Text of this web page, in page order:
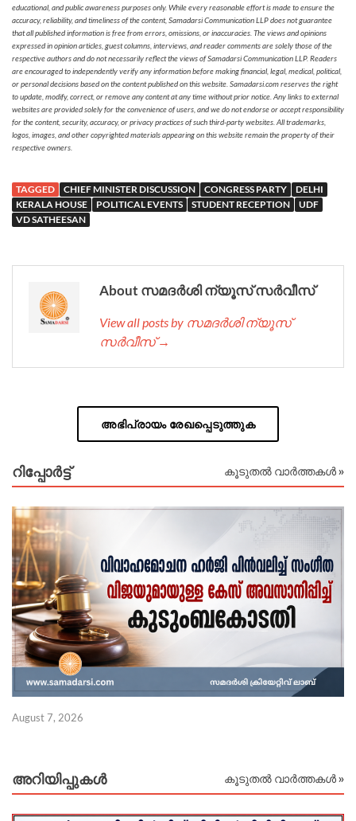
educational, and public awareness purposes only. While every reasonable effort is made to ensure the
accuracy, reliability, and timeliness of the content, Samadarsi Communication LLP does not guarantee
that all published information is free from errors, omissions, or inaccuracies. The views and opinions
expressed in opinion articles, guest columns, interviews, and reader comments are solely those of the
respective authors and do not necessarily reflect the views of Samadarsi Communication LLP. Readers
are encouraged to independently verify any information before making financial, legal, medical, political,
or personal decisions based on the content published on this website. Samadarsi.com reserves the right
to update, modify, correct, or remove any content at any time without prior notice. Any links to external
websites are provided solely for the convenience of users, and we do not endorse or accept responsibility
for the content, security, accuracy, or privacy practices of such third-party websites. All trademarks,
logos, images, and other copyrighted materials appearing on this website remain the property of their
respective owners.
TAGGED CHIEF MINISTER DISCUSSION CONGRESS PARTY
DELHI
KERALA HOUSE
POLITICAL EVENTS STUDENT RECEPTION
UDF
VD SATHEESAN
About സമദർശി ന്യൂസ് സർവീസ്
View all posts by സമദർശി ന്യൂസ്
സർവീസ് →
അഭിപ്രായം രേഖപ്പെടുത്തുക
റിപ്പോര്‍ട്ട് കൂടുതൽ വാർത്തകൾ »
August 7, 2026
അറിയിപ്പുകള്‍ കൂടുതൽ വാർത്തകൾ »